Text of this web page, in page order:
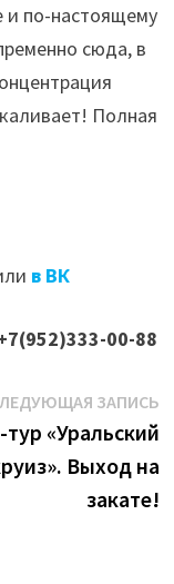
и по-настоящему
сюда, в
Полная
в ВК
00-88
ЗАПИСЬ
тур «Уральский
Выход на
закате!